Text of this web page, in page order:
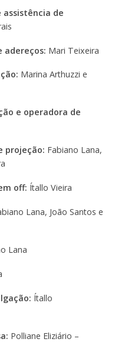
assistência de
adereços: Mari Teixeira
Marina Arthuzzi e
e operadora de
projeção: Fabiano Lana,
off: Ítallo Vieira
Lana, João Santos e
Lana
Ítallo
Polliane Eliziário –